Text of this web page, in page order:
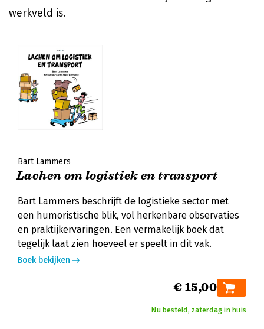
werkveld is.
Bart Lammers
Lachen om logistiek en transport
Bart Lammers beschrijft de logistieke sector met
een humoristische blik, vol herkenbare observaties
en praktijkervaringen. Een vermakelijk boek dat
tegelijk laat zien hoeveel er speelt in dit vak.
Boek bekijken
€ 15,00
Nu besteld, zaterdag in huis